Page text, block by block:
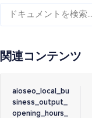
関連コンテンツ
aioseo_local_bu
siness_output_
opening_hours_